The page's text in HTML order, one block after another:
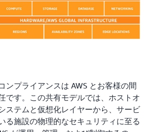
ンプライアンスは AWS とお客様の間
です。この共有モデルでは、ホストオ
ステムと仮想化レイヤーから、サービ
る施設の物理的なセキュリティに至る